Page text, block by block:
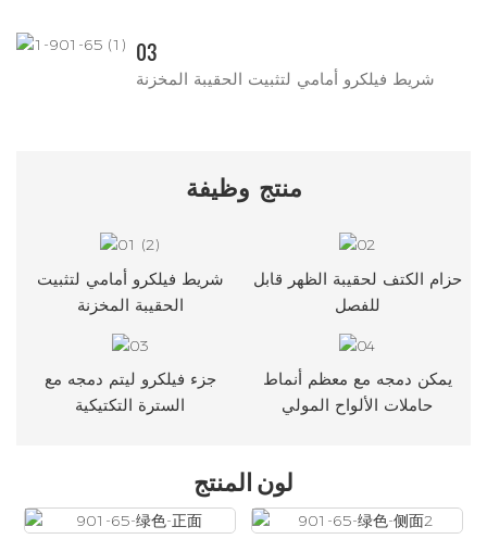
03
شريط فيلكرو أمامي لتثبيت الحقيبة المخزنة
منتج وظيفة
شريط فيلكرو أمامي لتثبيت
الحقيبة المخزنة
حزام الكتف لحقيبة الظهر قابل
للفصل
جزء فيلكرو ليتم دمجه مع
السترة التكتيكية
يمكن دمجه مع معظم أنماط
حاملات الألواح المولي
لون المنتج